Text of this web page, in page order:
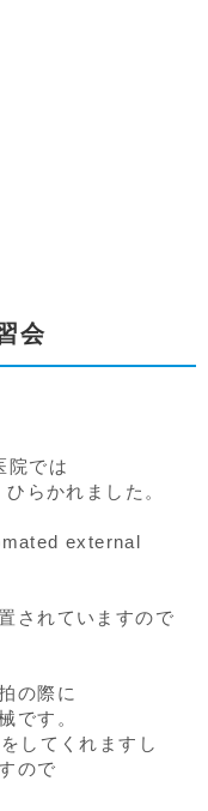
会
院では
らかれました。
external
されていますので
の際に
です。
してくれますし
ので